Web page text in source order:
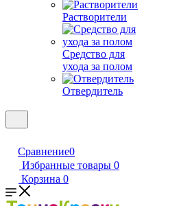
Растворители
Средство для
ухода за полом
Отвердитель
Сравнение0
Избранные товары 0
Корзина 0